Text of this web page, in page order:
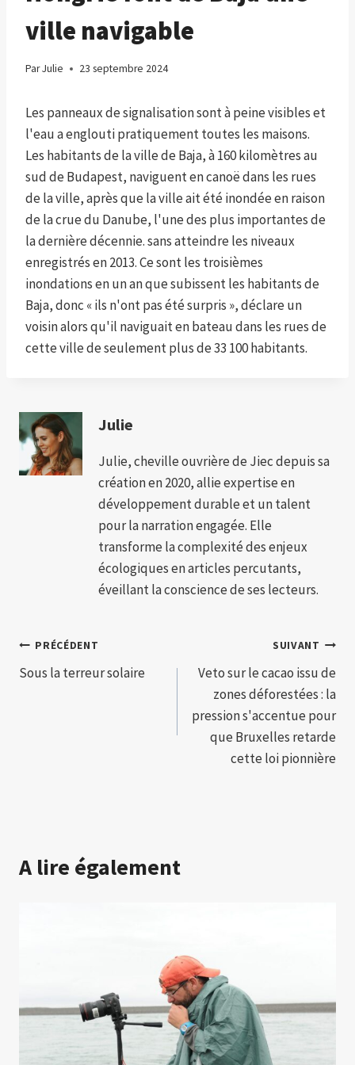
ville navigable
ParJulie 23 septembre 2024
Les panneaux de signalisation sont à peine visibles et
l'eau a englouti pratiquement toutes les maisons.
Les habitants de la ville de Baja, à 160 kilomètres au
sud de Budapest, naviguent en canoë dans les rues
de la ville, après que la ville ait été inondée en raison
de la crue du Danube, l'une des plus importantes de
la dernière décennie. sans atteindre les niveaux
enregistrés en 2013. Ce sont les troisièmes
inondations en un an que subissent les habitants de
Baja, donc « ils n'ont pas été surpris », déclare un
voisin alors qu'il naviguait en bateau dans les rues de
cette ville de seulement plus de 33 100 habitants.
Julie
Julie, cheville ouvrière de Jiec depuis sa
création en 2020, allie expertise en
développement durable et un talent
pour la narration engagée. Elle
transforme la complexité des enjeux
écologiques en articles percutants,
éveillant la conscience de ses lecteurs.
Navigation
de
PRÉCÉDENT
Sous la terreur solaire
SUIVANT
Veto sur le cacao issu de
zones déforestées : la
pression s'accentue pour
que Bruxelles retarde
cette loi pionnière
A lire également